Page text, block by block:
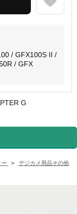
/ GFX100S II /
/ GFX
G
ー >
デジカメ用品その他